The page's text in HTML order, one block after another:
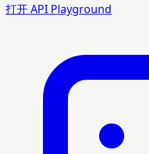
打开 API Playground